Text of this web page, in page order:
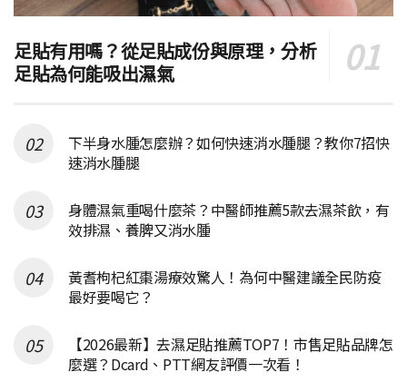
足貼有用嗎？從足貼成份與原理，分析
足貼為何能吸出濕氣
下半身水腫怎麼辦？如何快速消水腫腿？教你7招快
速消水腫腿
身體濕氣重喝什麼茶？中醫師推薦5款去濕茶飲，有
效排濕、養脾又消水腫
黃耆枸杞紅棗湯療效驚人！為何中醫建議全民防疫
最好要喝它？
【2026最新】去濕足貼推薦TOP7！市售足貼品牌怎
麼選？Dcard、PTT網友評價一次看！